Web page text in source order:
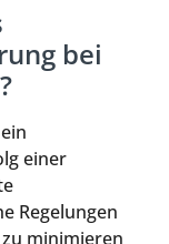
bei
einer
Regelungen
minimieren